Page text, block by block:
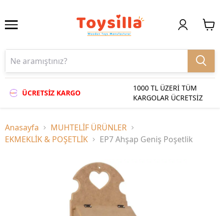
ÜCRETSİZ KARGO
1000 TL ÜZERİ TÜM
KARGOLAR ÜCRETSİZ
Anasayfa
MUHTELİF ÜRÜNLER
EKMEKLİK & POŞETLİK
EP7 Ahşap Geniş Poşetlik